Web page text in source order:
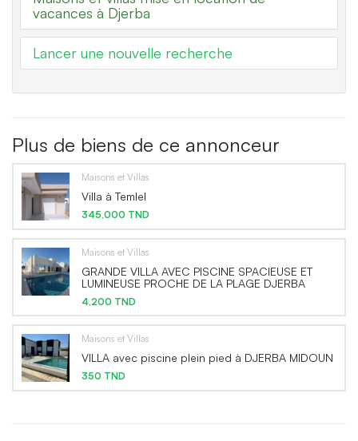
vacances à Djerba
Lancer une nouvelle recherche
Plus de biens de ce annonceur
Maisons et Villas
Villa à Temlel
345,000 TND
Maisons et Villas
GRANDE VILLA AVEC PISCINE SPACIEUSE ET
LUMINEUSE PROCHE DE LA PLAGE DJERBA
4,200 TND
Maisons et Villas
VILLA avec piscine plein pied à DJERBA MIDOUN
350 TND